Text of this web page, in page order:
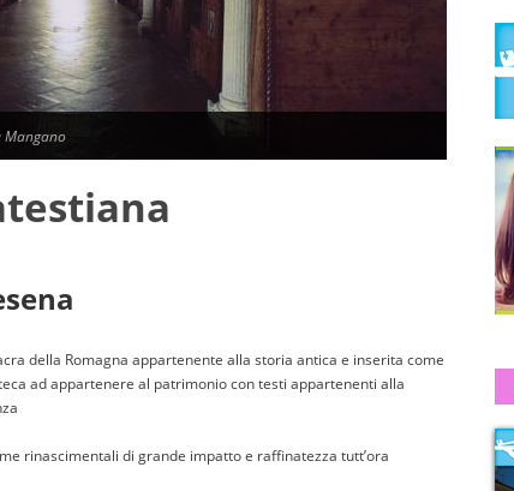
Mangano
della Romagna appartenente alla storia antica e inserita come
ad appartenere al patrimonio con testi appartenenti alla
rinascimentali di grande impatto e raffinatezza tutt’ora